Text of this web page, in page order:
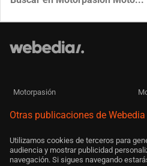
Motorpasión
Otras publicaciones de Webedia
Utilizamos cookies de terceros para
audiencia y mostrar publicidad
navegación. Si sigues navegando